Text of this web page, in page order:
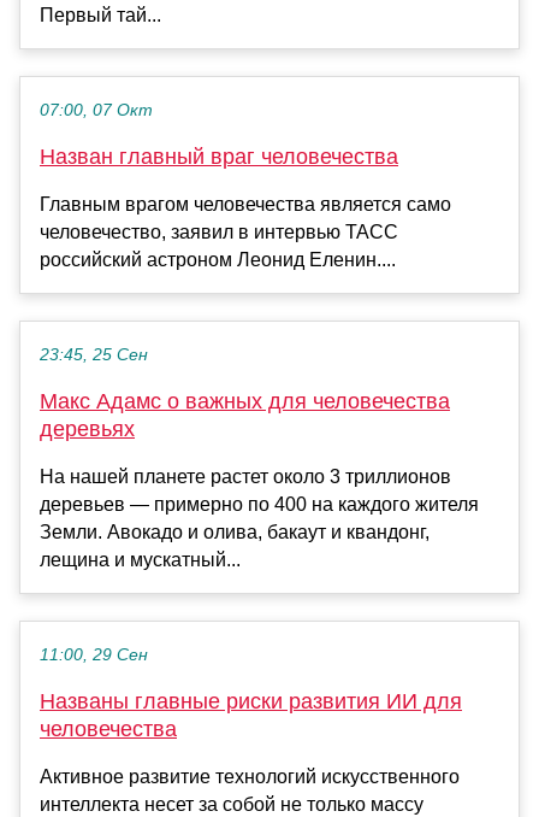
Первый тай...
07:00, 07 Окт
Назван главный враг человечества
Главным врагом человечества является само
человечество, заявил в интервью ТАСС
российский астроном Леонид Еленин....
23:45, 25 Сен
Макс Адамс о важных для человечества
деревьях
На нашей планете растет около 3 триллионов
деревьев — примерно по 400 на каждого жителя
Земли. Авокадо и олива, бакаут и квандонг,
лещина и мускатный...
11:00, 29 Сен
Названы главные риски развития ИИ для
человечества
Активное развитие технологий искусственного
интеллекта несет за собой не только массу